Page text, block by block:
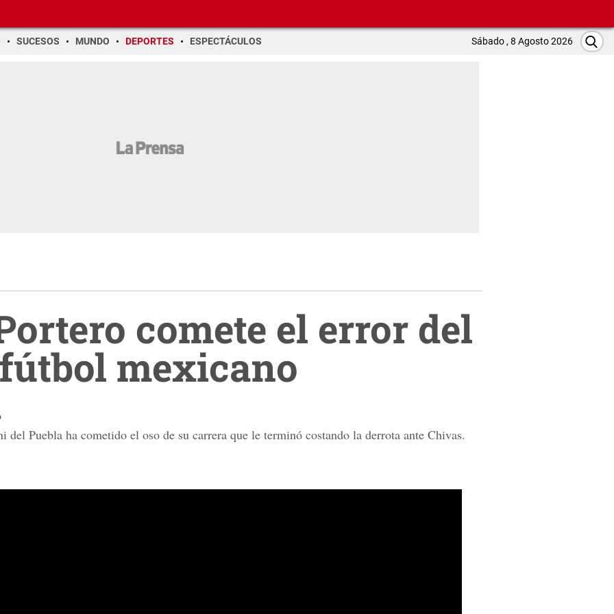
SUCESOS MUNDO DEPORTES ESPECTÁCULOS Sábado , 8 Agosto 2026
comete el error del
mexicano
del Puebla ha cometido el oso de su carrera que le terminó costando la derrota ante Chivas.